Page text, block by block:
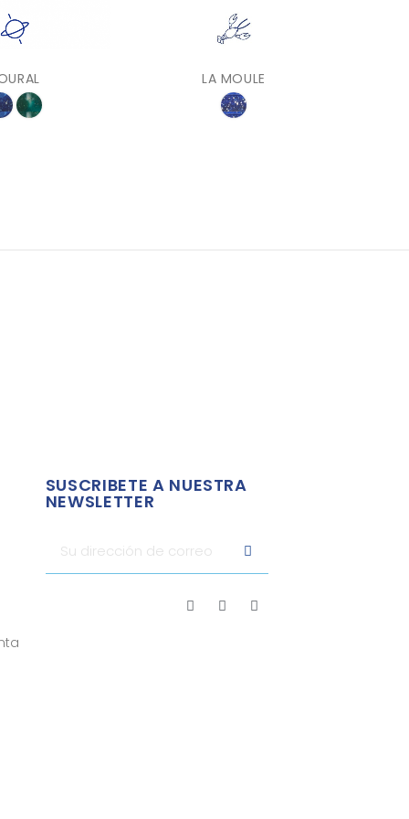
LA MOULE
SUSCRIBETE A NUESTRA
NEWSLETTER